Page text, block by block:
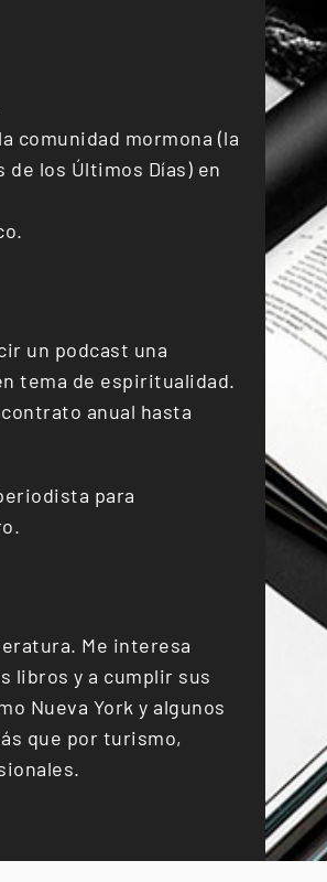
comunidad mormona (la
los Últimos Días) en
un podcast una
tema de espiritualidad.
anual hasta
para
Me interesa
libros y a cumplir sus
Nueva York y algunos
que por turismo,